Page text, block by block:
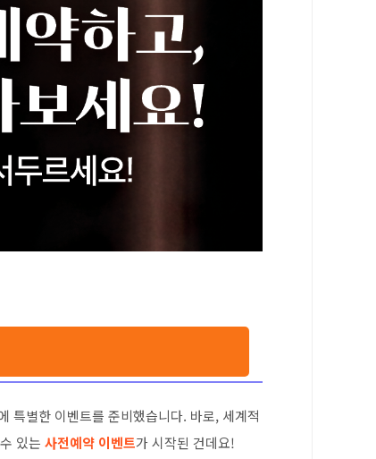
특별한 이벤트를 준비했습니다. 바로, 세계적
있는 사전예약 이벤트가 시작된 건데요!